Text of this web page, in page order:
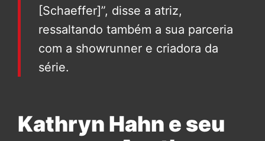
[Schaeffer]”, disse a atriz,
ressaltando também a sua parceria
com a showrunner e criadora da
série.
Kathryn Hahn e seu